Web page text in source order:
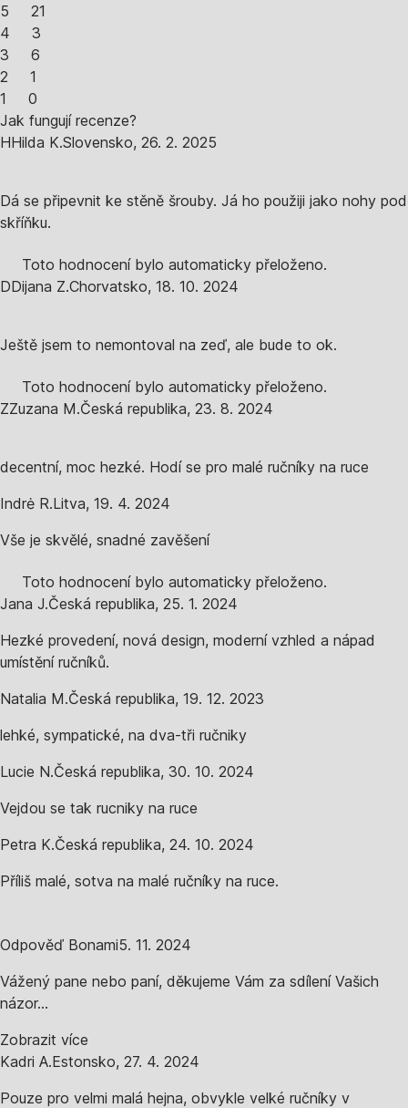
5
21
4
3
3
6
2
1
1
0
Jak fungují recenze?
HHilda K.Slovensko, 26. 2. 2025
Dá se připevnit ke stěně šrouby. Já ho použiji jako nohy pod
skříňku.
Toto hodnocení bylo automaticky přeloženo.
DDijana Z.Chorvatsko, 18. 10. 2024
Ještě jsem to nemontoval na zeď, ale bude to ok.
Toto hodnocení bylo automaticky přeloženo.
ZZuzana M.Česká republika, 23. 8. 2024
decentní, moc hezké. Hodí se pro malé ručníky na ruce
Indrė R.Litva, 19. 4. 2024
Vše je skvělé, snadné zavěšení
Toto hodnocení bylo automaticky přeloženo.
Jana J.Česká republika, 25. 1. 2024
Hezké provedení, nová design, moderní vzhled a nápad
umístění ručníků.
Natalia M.Česká republika, 19. 12. 2023
lehké, sympatické, na dva-tři ručniky
Lucie N.Česká republika, 30. 10. 2024
Vejdou se tak rucniky na ruce
Petra K.Česká republika, 24. 10. 2024
Příliš malé, sotva na malé ručníky na ruce.
Odpověď Bonami5. 11. 2024
Vážený pane nebo paní, děkujeme Vám za sdílení Vašich
názor...
Zobrazit více
Kadri A.Estonsko, 27. 4. 2024
Pouze pro velmi malá hejna, obvykle velké ručníky v